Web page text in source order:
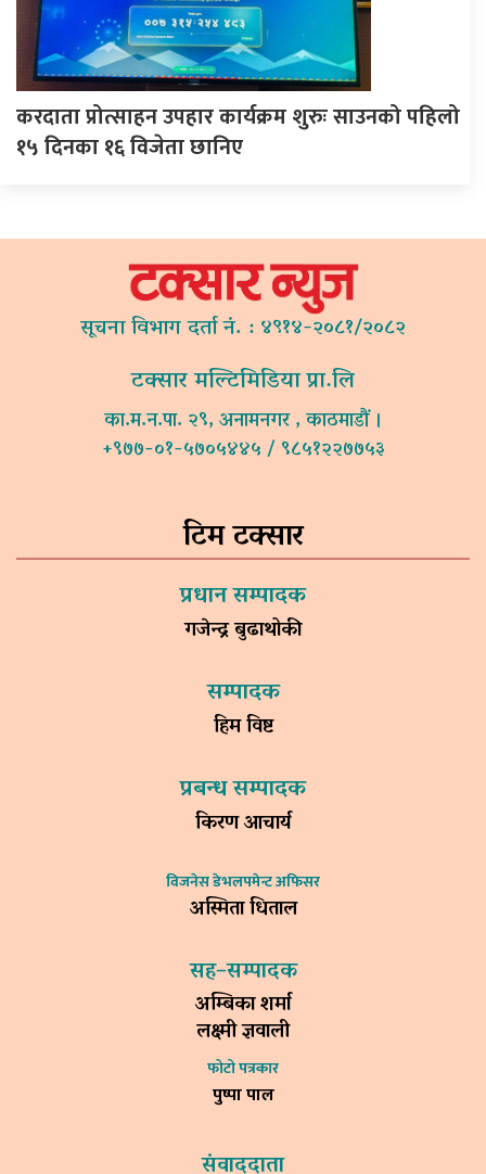
करदाता प्रोत्साहन उपहार कार्यक्रम शुरुः साउनको पहिलो
१५ दिनका १६ विजेता छानिए
सूचना विभाग दर्ता नं. : ४९१४-२०८१/२०८२
टक्सार मल्टिमिडिया प्रा.लि
का.म.न.पा. २९, अनामनगर , काठमाडौं ।
+९७७-०१-५७०५४४५ / ९८५१२२७७५३
टिम टक्सार
प्रधान सम्पादक
गजेन्द्र बुढाथोकी
सम्पादक
हिम विष्ट
प्रबन्ध सम्पादक
किरण आचार्य
विजनेस डेभलपमेन्ट अफिसर
अस्मिता धिताल
सह–सम्पादक
अम्बिका शर्मा
लक्ष्मी ज्ञवाली
फोटो पत्रकार
पुष्पा पाल